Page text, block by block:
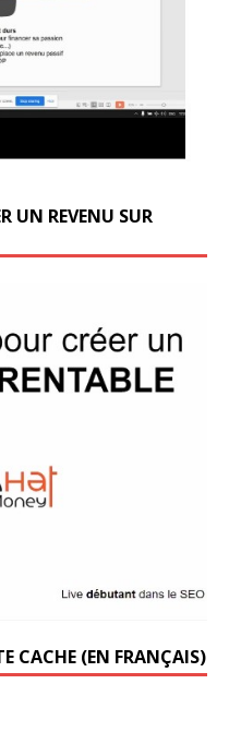
UN REVENU SUR
CACHE (EN FRANÇAIS)